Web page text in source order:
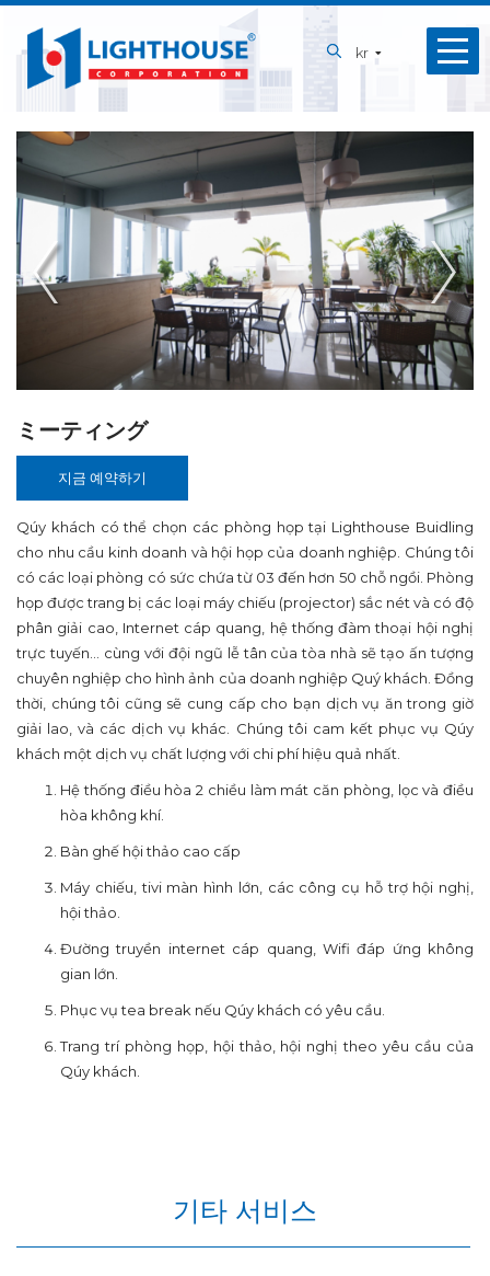
kr
회
소
개
서
비
스
고
객
갤
러
리
뉴
스
연
락
처
ミーティング
지금 예약하기
Qúy khách có thể chọn các phòng họp tại Lighthouse Buidling
cho nhu cầu kinh doanh và hội họp của doanh nghiệp. Chúng tôi
có các loại phòng có sức chứa từ 03 đến hơn 50 chỗ ngồi. Phòng
họp được trang bị các loại máy chiếu (projector) sắc nét và có độ
phân giải cao, Internet cáp quang, hệ thống đàm thoại hội nghị
trực tuyến… cùng với đội ngũ lễ tân của tòa nhà sẽ tạo ấn tượng
chuyên nghiệp cho hình ảnh của doanh nghiệp Quý khách. Đồng
thời, chúng tôi cũng sẽ cung cấp cho bạn dịch vụ ăn trong giờ
giải lao, và các dịch vụ khác. Chúng tôi cam kết phục vụ Qúy
khách một dịch vụ chất lượng với chi phí hiệu quả nhất.
Hệ thống điều hòa 2 chiều làm mát căn phòng, lọc và điều
hòa không khí.
Bàn ghế hội thảo cao cấp
Máy chiếu, tivi màn hình lớn, các công cụ hỗ trợ hội nghị,
hội thảo.
Đường truyền internet cáp quang, Wifi đáp ứng không
gian lớn.
Phục vụ tea break nếu Qúy khách có yêu cầu.
Trang trí phòng họp, hội thảo, hội nghị theo yêu cầu của
Qúy khách.
기타 서비스